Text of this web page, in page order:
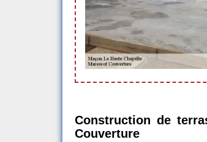
Construction de
Couverture